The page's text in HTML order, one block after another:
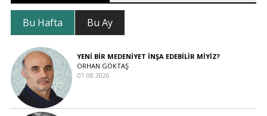
Bu Hafta Bu Ay
YENİ BİR MEDENİYET İNŞA EDEBİLİR MİYİZ?
ORHAN GÖKTAŞ
07.08.2026